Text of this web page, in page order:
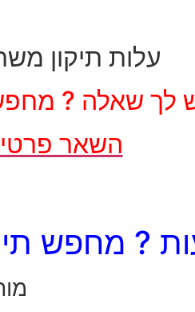
עלות תיקון
לך שאלה ?
השאר
? מחפש